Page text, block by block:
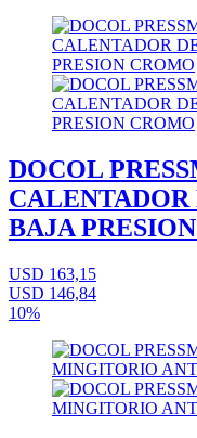
DOCOL
BAJA
USD 163,15
USD 146,84
10%